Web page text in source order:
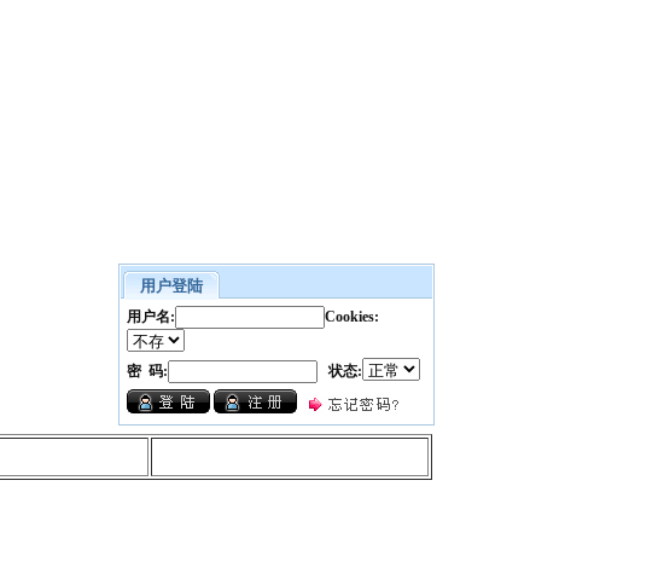
用户登陆
用户名: Cookies:
密 码: 状态: